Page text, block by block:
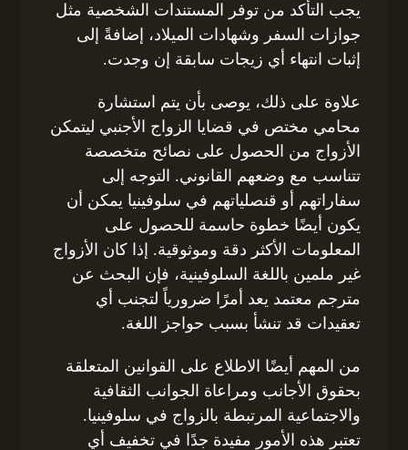
يجب التأكد من توفر المستندات الشخصية مثل
جوازات السفر وشهادات الميلاد، إضافةً إلى
إثبات انتهاء أي زيجات سابقة إن وجدت.
علاوة على ذلك، يوصى بأن يتم استشارة
محامي مختص في قضايا الزواج الأجنبي ليتمكن
الأزواج من الحصول على نصائح متخصصة
تتناسب مع وضعهم القانوني. التوجه إلى
سفاراتهم أو قنصلياتهم في سلوفينيا يمكن أن
يكون أيضًا خطوة حاسمة للحصول على
المعلومات الأكثر دقة وموثوقية. إذا كان الأزواج
غير ملمين باللغة السلوفينية، فإن البحث عن
مترجم معتمد يعد أمرًا ضرورياً لتجنب أي
تعقيدات قد تنشأ بسبب حواجز اللغة.
من المهم أيضًا الاطلاع على القوانين المتعلقة
بحقوق الأجانب ومراعاة الجوانب الثقافية
والاجتماعية المرتبطة بالزواج في سلوفينيا.
تعتبر هذه الأمور مفيدة جدًا في تخفيف أي